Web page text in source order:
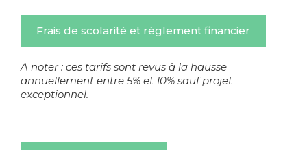
Frais de scolarité et règlement financier
A noter : ces tarifs sont revus à la hausse
annuellement entre 5% et 10% sauf projet
exceptionnel.